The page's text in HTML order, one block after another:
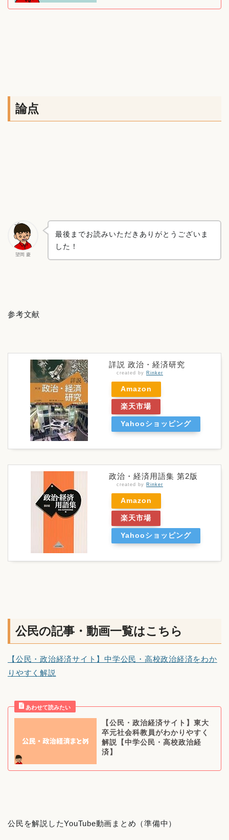
論点
望岡 慶
最後までお読みいただきありがとうございま
した！
参考文献
詳説 政治・経済研究
created by Rinker
Amazon
楽天市場
Yahooショッピング
政治・経済用語集 第2版
created by Rinker
Amazon
楽天市場
Yahooショッピング
公民の記事・動画一覧はこちら
【公民・政治経済サイト】中学公民・高校政治経済をわか
りやすく解説
【公民・政治経済サイト】東大
卒元社会科教員がわかりやすく
解説【中学公民・高校政治経
済】
公民を解説したYouTube動画まとめ（準備中）